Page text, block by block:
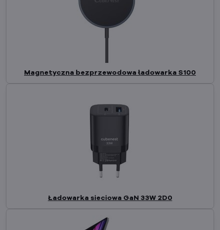
Magnetyczna bezprzewodowa ładowarka S100
Ładowarka sieciowa GaN 33W 2D0